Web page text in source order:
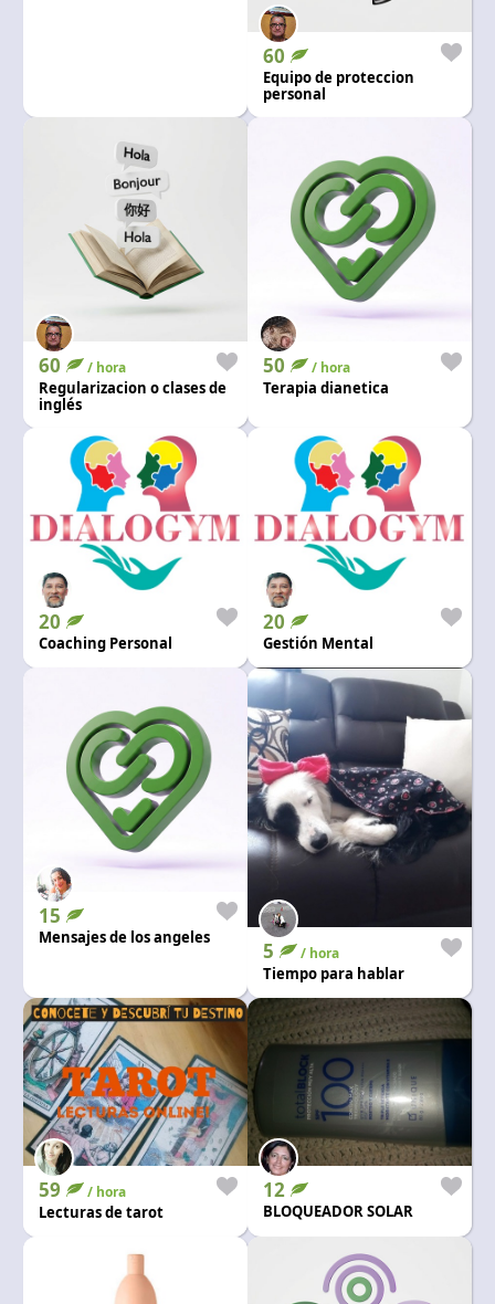
60
Equipo de proteccion
personal
60 / hora
Regularizacion o clases de
inglés
50 / hora
Terapia dianetica
20
Coaching Personal
20
Gestión Mental
15
Mensajes de los angeles
5 / hora
Tiempo para hablar
59 / hora
Lecturas de tarot
12
BLOQUEADOR SOLAR